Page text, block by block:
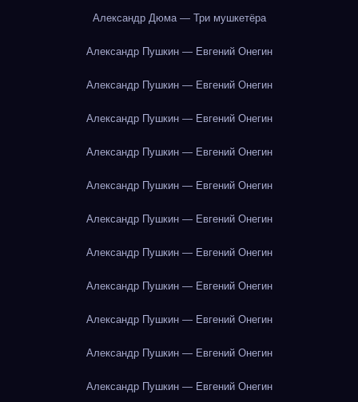
Александр Дюма — Три мушкетёра
Александр Пушкин — Евгений Онегин
Александр Пушкин — Евгений Онегин
Александр Пушкин — Евгений Онегин
Александр Пушкин — Евгений Онегин
Александр Пушкин — Евгений Онегин
Александр Пушкин — Евгений Онегин
Александр Пушкин — Евгений Онегин
Александр Пушкин — Евгений Онегин
Александр Пушкин — Евгений Онегин
Александр Пушкин — Евгений Онегин
Александр Пушкин — Евгений Онегин